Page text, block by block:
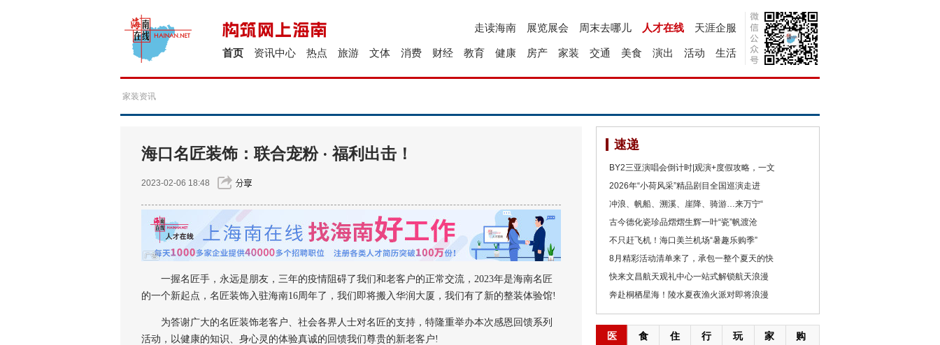
天涯企服
人才在线
周末去哪儿
展览展会
走读海南
生活
活动
演出
美食
交通
家装
房产
健康
教育
财经
消费
文体
旅游
热点
资讯中心
首页
家装资讯
海口名匠装饰：联合宠粉 · 福利出击！
2023-02-06 18:48
一握名匠手，永远是朋友，三年的疫情阻碍了我们和老客户的正常交流，2023年是海南名匠
的一个新起点，名匠装饰入驻海南16周年了，我们即将搬入华润大厦，我们有了新的整装体验馆!
为答谢广大的名匠装饰老客户、社会各界人士对名匠的支持，特隆重举办本次感恩回馈系列
活动，以健康的知识、身心灵的体验真诚的回馈我们尊贵的新老客户!
速递
BY2三亚演唱会倒计时|观演+度假攻略，一文
2026年“小荷风采”精品剧目全国巡演走进
冲浪、帆船、溯溪、崖降、骑游…来万宁“
古今德化瓷珍品熠熠生辉一叶“瓷”帆渡沧
不只赶飞机！海口美兰机场“暑趣乐购季”
8月精彩活动清单来了，承包一整个夏天的快
快来文昌航天观礼中心一站式解锁航天浪漫
奔赴桐栖星海！陵水夏夜渔火派对即将浪漫
医 食 住 行 玩 家 购